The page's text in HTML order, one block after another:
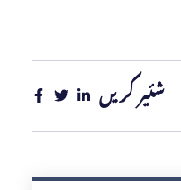
شئیر کریں